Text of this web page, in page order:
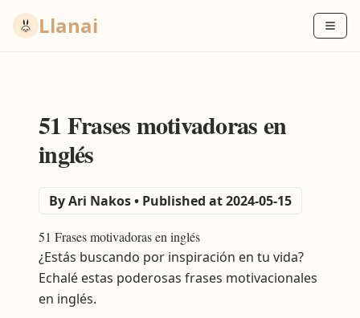
Llanai
51 Frases motivadoras en
inglés
ByAri Nakos• Published at 2024-05-15
51 Frases motivadoras en inglés
¿Estás buscando por inspiración en tu vida?
Echalé estas poderosas frases motivacionales
en inglés.